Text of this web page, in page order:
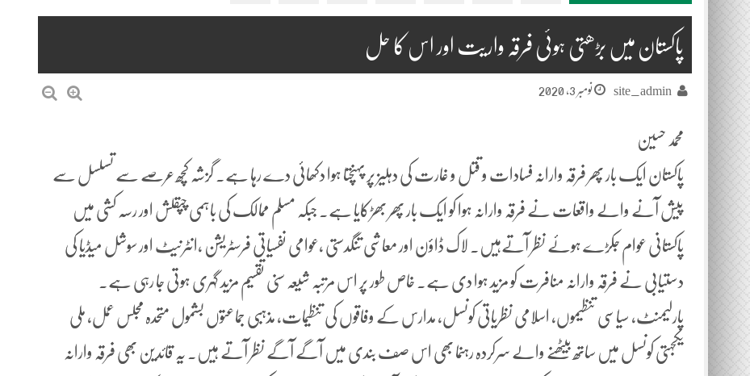
پاکستان میں بڑھتی ہوئی فرقہ واریت اور اس کا حل
site_admin نومبر 3, 2020
محمد حسین
پاکستان ایک بار پھر فرقہ وارانہ فسادات و قتل و غارت کی دہلیز پر پہنچتا ہوا دکھائی دے رہا ہے۔ گزشہ کچھ عرصے سے تسلسل سے
پیش آنے والے واقعات نے فرقہ وارانہ ہوا کو ایک بار پھر بھڑکایا ہے۔ جبکہ مسلم ممالک کی باہمی چپقلش اور رسہ کشی میں
پاکستانی عوام جکڑے ہوئے نظر آتےہیں۔ لاک ڈاؤن اور معاشی تنگدستی ،عوامی نفسیاتی فرسٹریشن ،انٹرنیٹ اور سوشل میڈیا کی
دستیابی نے فرقہ وارانہ منافرت کو مزید ہوا دی ہے۔ خاص طور پر اس مرتبہ شیعہ سنی تقسیم مزید گہری ہوتی جا رہی ہے۔
پارلیمنٹ، سیاسی تنظیموں، اسلامی نظریاتی کونسل، مدارس کے وفاقوں کی تنظیمات، مذہبی جماعتوں بشمول متحدہ مجلس عمل، ملی
یکجہتی کونسل میں ساتھ بیٹھنے والے سرکردہ رہنما بھی اس صف بندی میں آگے آگے نظر آتے ہیں۔ یہ قائدین بھی فرقہ وارانہ